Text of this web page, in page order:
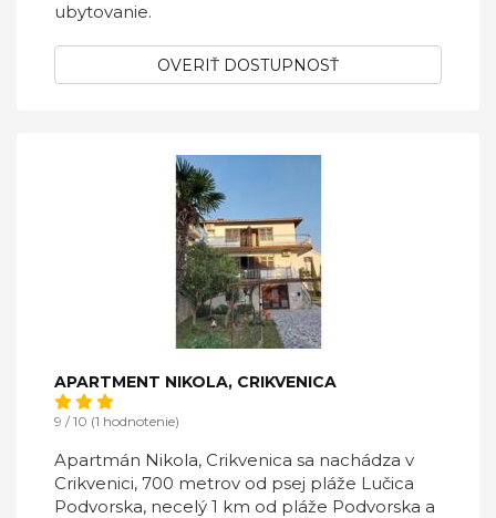
ubytovanie.
OVERIŤ DOSTUPNOSŤ
APARTMENT NIKOLA, CRIKVENICA
9 / 10 (1 hodnotenie)
Apartmán Nikola, Crikvenica sa nachádza v
Crikvenici, 700 metrov od psej pláže Lučica
Podvorska, necelý 1 km od pláže Podvorska a